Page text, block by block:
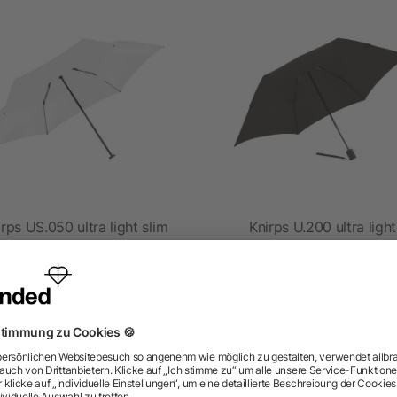
US.050 ultra light slim
ab 13,77 €
Knirps U.200 ultra light